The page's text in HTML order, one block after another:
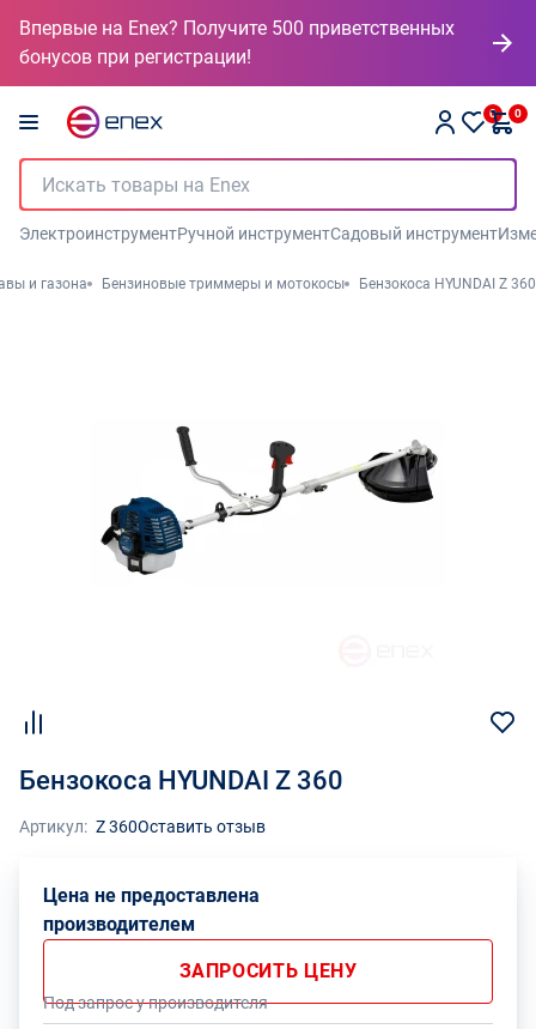
Впервые на Enex? Получите 500 приветственных
бонусов при регистрации!
0 0
ЭлектроинструментРучной инструментСадовый инструмент
и газона Бензиновые триммеры и мотокосы Бензокоса HYUNDAI Z 360
Бензокоса HYUNDAI Z 360
Артикул: Z 360Оставить отзыв
Цена не предоставлена
производителем
ЗАПРОСИТЬ ЦЕНУ
Под запрос у производителя